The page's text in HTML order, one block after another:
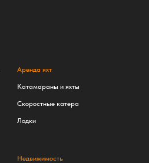
Аренда яхт
Катамараны и яхты
Скоростные катера
Лодки
Недвижимость